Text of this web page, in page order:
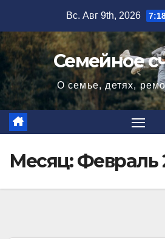
содержимому
Вс. Авг 9th, 2026
Семейное
О семье, детях,
Месяц:Февраль